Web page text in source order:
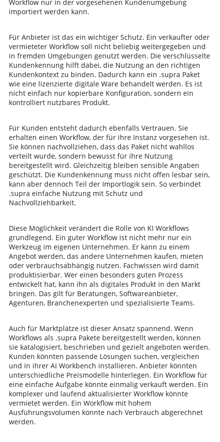
Workflow nur in der vorgesehenen Kundenumgebung
importiert werden kann.
Für Anbieter ist das ein wichtiger Schutz. Ein verkaufter oder
vermieteter Workflow soll nicht beliebig weitergegeben und
in fremden Umgebungen genutzt werden. Die verschlüsselte
Kundenkennung hilft dabei, die Nutzung an den richtigen
Kundenkontext zu binden. Dadurch kann ein .supra Paket
wie eine lizenzierte digitale Ware behandelt werden. Es ist
nicht einfach nur kopierbare Konfiguration, sondern ein
kontrolliert nutzbares Produkt.
Für Kunden entsteht dadurch ebenfalls Vertrauen. Sie
erhalten einen Workflow, der für ihre Instanz vorgesehen ist.
Sie können nachvollziehen, dass das Paket nicht wahllos
verteilt wurde, sondern bewusst für ihre Nutzung
bereitgestellt wird. Gleichzeitig bleiben sensible Angaben
geschützt. Die Kundenkennung muss nicht offen lesbar sein,
kann aber dennoch Teil der Importlogik sein. So verbindet
.supra einfache Nutzung mit Schutz und
Nachvollziehbarkeit.
Diese Möglichkeit verändert die Rolle von KI Workflows
grundlegend. Ein guter Workflow ist nicht mehr nur ein
Werkzeug im eigenen Unternehmen. Er kann zu einem
Angebot werden, das andere Unternehmen kaufen, mieten
oder verbrauchsabhängig nutzen. Fachwissen wird damit
produktisierbar. Wer einen besonders guten Prozess
entwickelt hat, kann ihn als digitales Produkt in den Markt
bringen. Das gilt für Beratungen, Softwareanbieter,
Agenturen, Branchenexperten und spezialisierte Teams.
Auch für Marktplätze ist dieser Ansatz spannend. Wenn
Workflows als .supra Pakete bereitgestellt werden, können
sie katalogisiert, beschrieben und gezielt angeboten werden.
Kunden könnten passende Lösungen suchen, vergleichen
und in ihrer AI Workbench installieren. Anbieter könnten
unterschiedliche Preismodelle hinterlegen. Ein Workflow für
eine einfache Aufgabe könnte einmalig verkauft werden. Ein
komplexer und laufend aktualisierter Workflow könnte
vermietet werden. Ein Workflow mit hohem
Ausführungsvolumen könnte nach Verbrauch abgerechnet
werden.